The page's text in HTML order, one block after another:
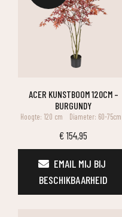
ACER KUNSTBOOM 120CM –
BURGUNDY
Hoogte: 120 cm Diameter: 60-75cm
€154,95
EMAIL MIJ BIJ
BESCHIKBAARHEID